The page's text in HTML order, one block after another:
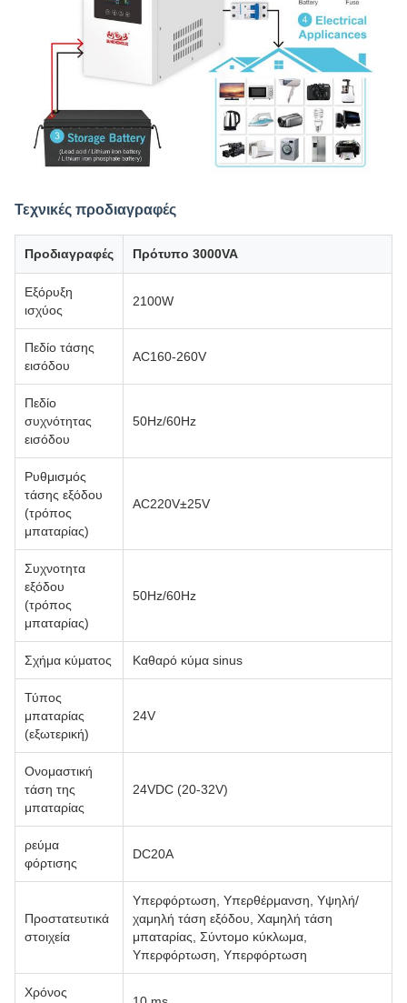
Τεχνικές προδιαγραφές
Προδιαγραφές Πρότυπο 3000VA
Εξόρυξη
ισχύος
2100W
Πεδίο τάσης
εισόδου
AC160-260V
Πεδίο
συχνότητας
εισόδου
50Hz/60Hz
Ρυθμισμός
τάσης εξόδου
(τρόπος
μπαταρίας)
AC220V±25V
Συχνοτητα
εξόδου
(τρόπος
μπαταρίας)
50Hz/60Hz
Σχήμα κύματος Καθαρό κύμα sinus
Τύπος
μπαταρίας
(εξωτερική)
24V
Ονομαστική
τάση της
μπαταρίας
24VDC (20-32V)
ρεύμα
φόρτισης
DC20A
Προστατευτικά
στοιχεία
Υπερφόρτωση, Υπερθέρμανση, Υψηλή/
χαμηλή τάση εξόδου, Χαμηλή τάση
μπαταρίας, Σύντομο κύκλωμα,
Υπερφόρτωση, Υπερφόρτωση
Χρόνος